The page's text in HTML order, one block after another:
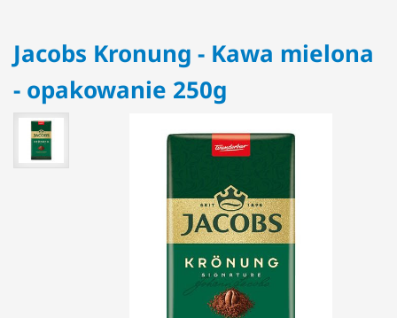
Jacobs Kronung - Kawa mielona
- opakowanie 250g